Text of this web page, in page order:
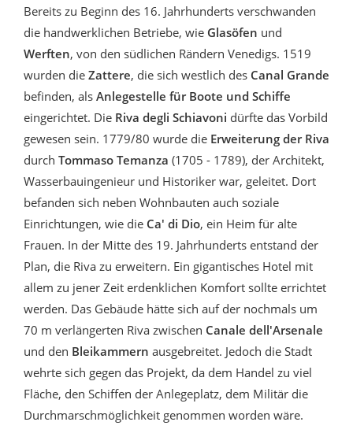
Bereits zu Beginn des 16. Jahrhunderts verschwanden
die handwerklichen Betriebe, wie Glasöfen und
Werften, von den südlichen Rändern Venedigs. 1519
wurden die Zattere, die sich westlich des Canal Grande
befinden, als Anlegestelle für Boote und Schiffe
eingerichtet. Die Riva degli Schiavoni dürfte das Vorbild
gewesen sein. 1779/80 wurde die Erweiterung der Riva
durch Tommaso Temanza (1705 - 1789), der Architekt,
Wasserbauingenieur und Historiker war, geleitet. Dort
befanden sich neben Wohnbauten auch soziale
Einrichtungen, wie die Ca' di Dio, ein Heim für alte
Frauen. In der Mitte des 19. Jahrhunderts entstand der
Plan, die Riva zu erweitern. Ein gigantisches Hotel mit
allem zu jener Zeit erdenklichen Komfort sollte errichtet
werden. Das Gebäude hätte sich auf der nochmals um
70 m verlängerten Riva zwischen Canale dell'Arsenale
und den Bleikammern ausgebreitet. Jedoch die Stadt
wehrte sich gegen das Projekt, da dem Handel zu viel
Fläche, den Schiffen der Anlegeplatz, dem Militär die
Durchmarschmöglichkeit genommen worden wäre.